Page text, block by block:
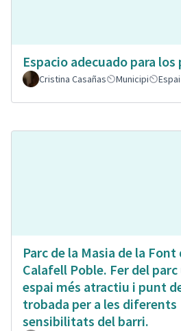
Espacio adecuado para los
Cristina Casañas
Municipi
Parc de la Masia de la Font
Calafell Poble. Fer del parc
espai més atractiu i punt
trobada per a les diferents
sensibilitats del barri.